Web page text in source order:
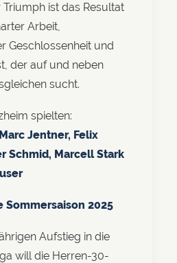
Triumph ist das Resultat
Arbeit,
Geschlossenheit und
der auf und neben
sucht.
spielten:
Jentner, Felix
Schmid, Marcell Stark
Sommersaison 2025
Aufstieg in die
will die Herren-30-